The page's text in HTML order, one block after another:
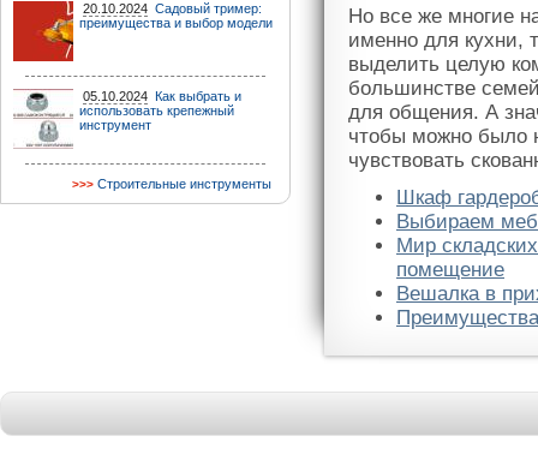
20.10.2024 Садовый тример:
преимущества и выбор модели
05.10.2024 Как выбрать и
использовать крепежный
инструмент
Строительные инструменты
Но все же многие
именно для кухни,
выделить целую
большинстве
для общения. А
чтобы можно было
чувствовать
Шкаф
Выбираем
Мир
помещение
Вешалка в